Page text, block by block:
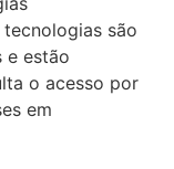
são
e estão
o acesso por
em